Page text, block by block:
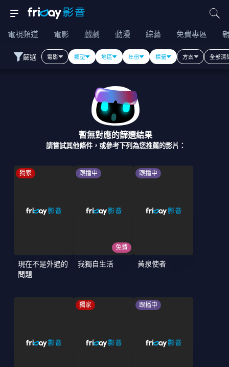
電視頻道 電影 戲劇 動漫 綜藝 免費專區
篩選 電影 類型 地區 年份 標籤 方案 全部清
暫無對應的篩選結果
請嘗試其他條件，或參考下列為您推薦的影片：
獨家
現在不是外遇的
問題
跟播中
免費
我獨自生活
跟播中
黃泉使者
獨家 跟播中